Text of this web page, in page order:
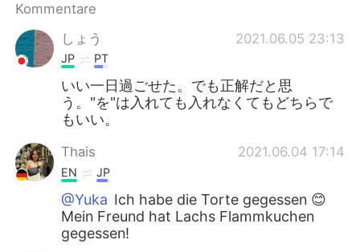
Kommentare
しょう
2021.06.05 23:13
JP PT
いい一日過ごせた。でも正解だと思
う。"を"は入れても入れなくてもどちらで
もいい。
Thais 2021.06.04 17:14
EN JP
@Yuka Ich habe die Torte gegessen 😊
Mein Freund hat Lachs Flammkuchen
gegessen!